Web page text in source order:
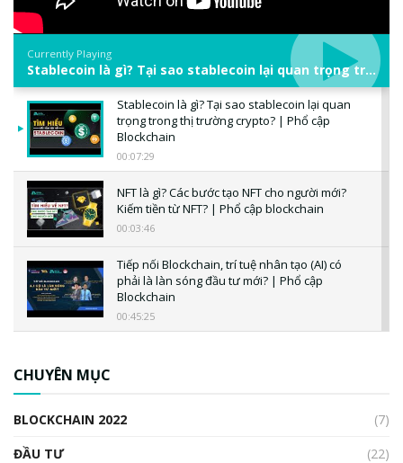
Currently Playing
Stablecoin là gì? Tại sao stablecoin lại quan trọng trong thị trường crypto? | Phổ cập Blockchain
Stablecoin là gì? Tại sao stablecoin lại quan
trọng trong thị trường crypto? | Phổ cập
Blockchain
00:07:29
NFT là gì? Các bước tạo NFT cho người mới?
Kiếm tiền từ NFT? | Phổ cập blockchain
00:03:46
Tiếp nối Blockchain, trí tuệ nhân tạo (AI) có
phải là làn sóng đầu tư mới? | Phổ cập
Blockchain
00:45:25
CHUYÊN MỤC
BLOCKCHAIN 2022
(7)
ĐẦU TƯ
(22)